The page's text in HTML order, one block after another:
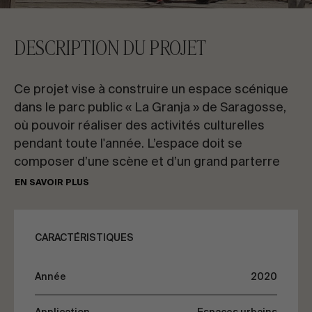
CONTACTEZ-NOUS
Conseil & Consulting
DESCRIPTION DU PROJET
Ce projet vise à construire un espace scénique
dans le parc public « La Granja » de Saragosse,
où pouvoir réaliser des activités culturelles
pendant toute l'année. L’espace doit se
composer d’une scène et d’un grand parterre
pour le public et les deux zones seront
Pour atteindre ces objectifs, le projet a été situé
une coupole géodésique (triangulée) avec des
une structure de forme hémisphérique de 30m
EN SAVOIR PLUS
CARACTÉRISTIQUES
Année 2020